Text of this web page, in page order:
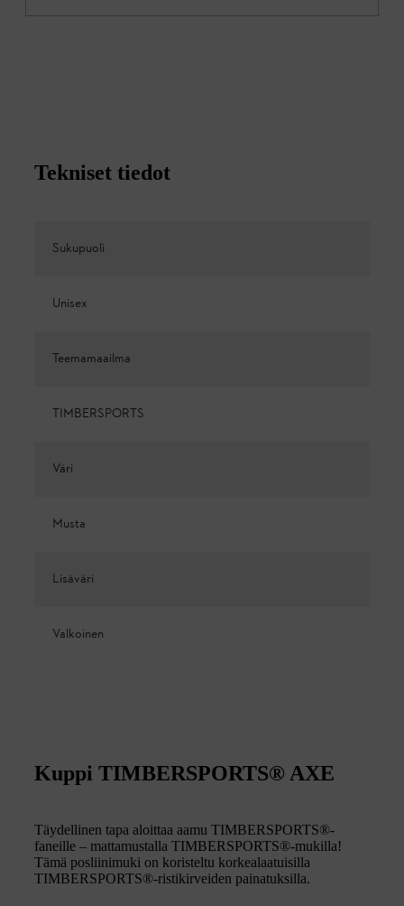
Tekniset tiedot
Sukupuoli
Unisex
Teemamaailma
TIMBERSPORTS
Väri
Musta
Lisäväri
Valkoinen
Kuppi TIMBERSPORTS® AXE
Täydellinen tapa aloittaa aamu TIMBERSPORTS®-
faneille – mattamustalla TIMBERSPORTS®-mukilla!
Tämä posliinimuki on koristeltu korkealaatuisilla
TIMBERSPORTS®-ristikirveiden painatuksilla.